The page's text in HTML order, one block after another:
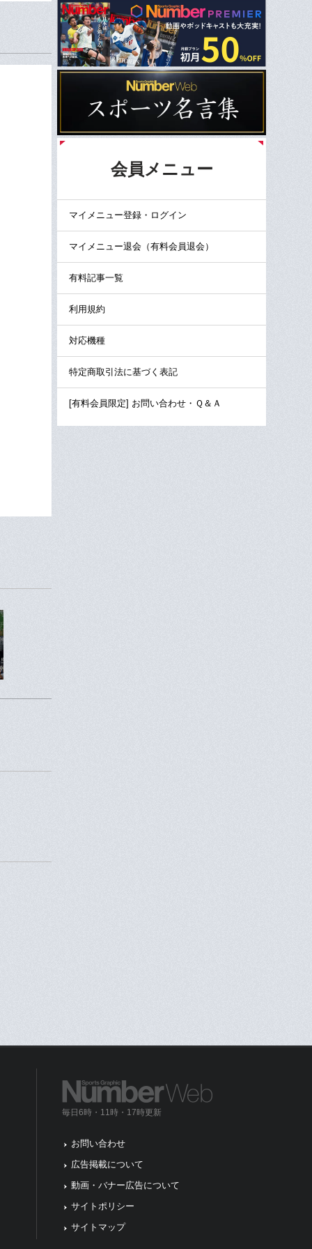
会員メニュー
マイメニュー登録・ログイン
マイメニュー退会（有料会員退会）
有料記事一覧
利用規約
対応機種
特定商取引法に基づく表記
[有料会員限定] お問い合わせ・Ｑ＆Ａ
毎日6時・11時・17時更新
お問い合わせ
広告掲載について
動画・バナー広告について
サイトポリシー
サイトマップ